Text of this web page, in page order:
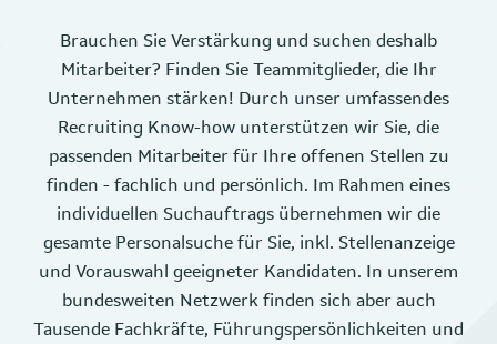
Brauchen Sie Verstärkung und suchen deshalb
Mitarbeiter? Finden Sie Teammitglieder, die Ihr
Unternehmen stärken! Durch unser umfassendes
Recruiting Know-how unterstützen wir Sie, die
passenden Mitarbeiter für Ihre offenen Stellen zu
finden - fachlich und persönlich. Im Rahmen eines
individuellen Suchauftrags übernehmen wir die
gesamte Personalsuche für Sie, inkl. Stellenanzeige
und Vorauswahl geeigneter Kandidaten. In unserem
bundesweiten Netzwerk finden sich aber auch
Tausende Fachkräfte, Führungspersönlichkeiten und